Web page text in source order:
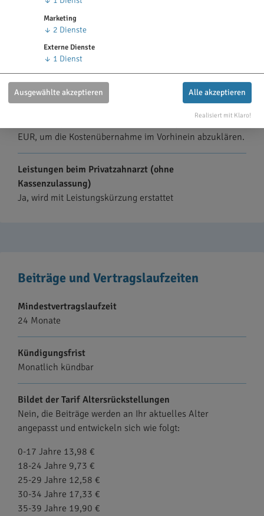
Die Höhe der Erstattung ist inklusive Kassenleistung
Heil- & Kostenplan
Nein, es muss kein Heil- und Kostenplan vor einer
Behandlung eingereicht werden.
EUR, um die Kostenübernahme im Vorhinein abzuklären.
Leistungen beim Privatzahnarzt (ohne
Kassenzulassung)
Ja, wird mit Leistungskürzung erstattet
Beiträge und Vertragslaufzeiten
Mindestvertragslaufzeit
24 Monate
Kündigungsfrist
Monatlich kündbar
Bildet der Tarif Altersrückstellungen
Nein, die Beiträge werden an Ihr aktuelles Alter
angepasst und entwickeln sich wie folgt:
0-17 Jahre 13,98 €
18-24 Jahre 9,73 €
25-29 Jahre 12,58 €
30-34 Jahre 17,33 €
35-39 Jahre 19,90 €
Marketing
↓ 2 Dienste
Externe Dienste
↓ 1 Dienst
Ausgewählte akzeptieren Alle akzeptieren
Realisiert mit Klaro!